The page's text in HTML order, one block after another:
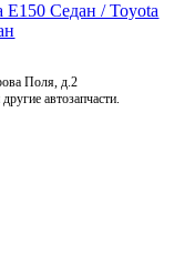
Е150 Седан / Toyota
Поля, д.2
автозапчасти.